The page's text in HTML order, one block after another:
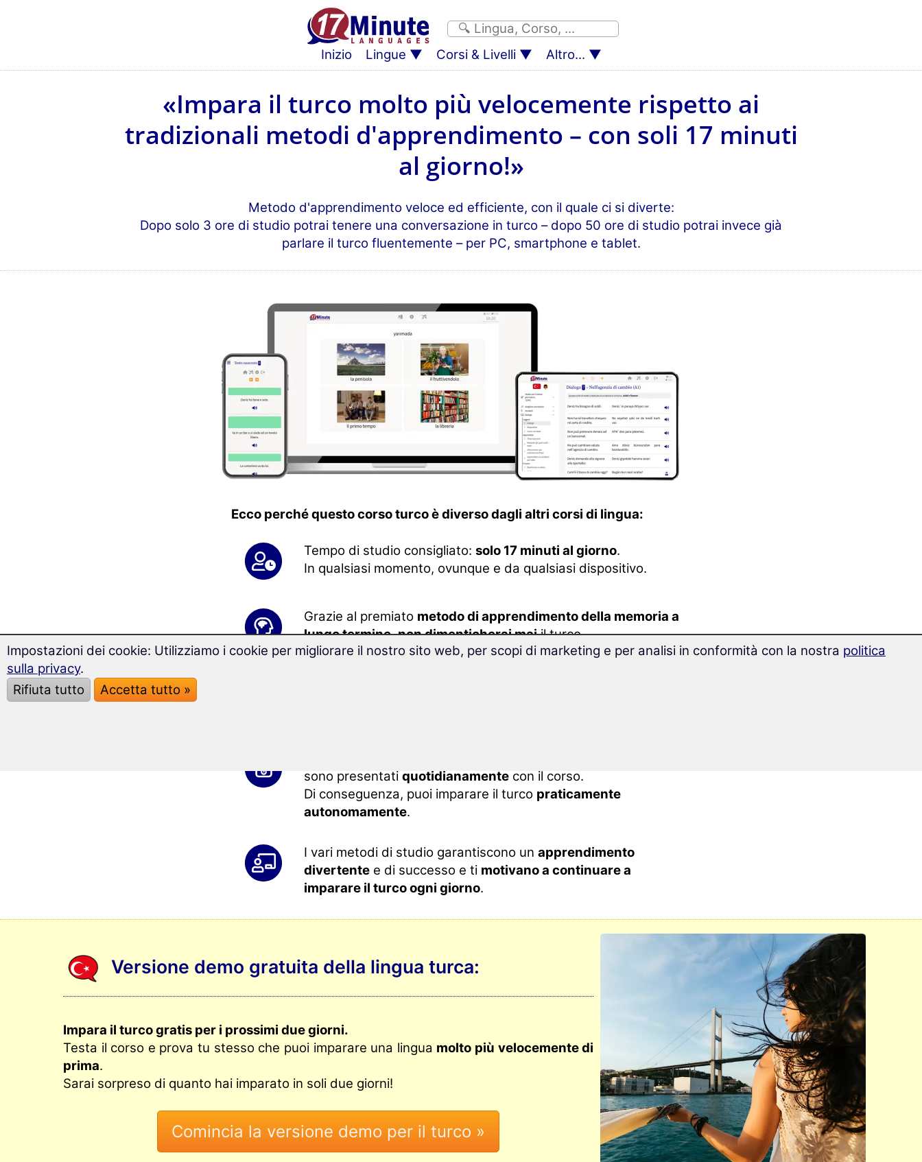
Inizio Lingue Corsi & Livelli Altro...
«Impara il turco molto più velocemente rispetto ai
tradizionali metodi d'apprendimento – con soli 17 minuti
al giorno!»
Metodo d'apprendimento veloce ed efficiente, con il quale ci si diverte:
Dopo solo 3 ore di studio potrai tenere una conversazione in turco – dopo 50 ore di studio potrai invece già
parlare il turco fluentemente – per PC, smartphone e tablet.
Ecco perché questo corso turco è diverso dagli altri corsi di lingua:
Tempo di studio consigliato: solo 17 minuti al giorno.
In qualsiasi momento, ovunque e da qualsiasi dispositivo.
Grazie al premiato metodo di apprendimento della memoria a
lungo termine,non dimenticherai maiil turco.
sono presentati quotidianamente con il corso.
Di conseguenza, puoi imparare il turco praticamente
autonomamente.
I vari metodi di studio garantiscono un apprendimento
divertente e di successo e ti motivano a continuare a
imparare il turco ogni giorno.
Versione demo gratuita della lingua turca:
Impara il turco gratis per i prossimi due giorni.
Testa il corso e prova tu stesso che puoi imparare una lingua molto più velocemente di
prima.
Sarai sorpreso di quanto hai imparato in soli due giorni!
Impostazioni dei cookie: Utilizziamo i cookie per migliorare il nostro sito web, per scopi di marketing e per analisi in conformità con la nostra politica
sulla privacy.
Rifiuta tutto
Accetta tutto »